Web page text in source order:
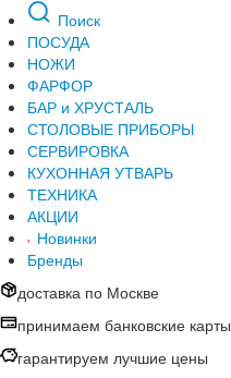
Поиск
ПОСУДА
НОЖИ
ФАРФОР
БАР и ХРУСТАЛЬ
СТОЛОВЫЕ ПРИБОРЫ
СЕРВИРОВКА
КУХОННАЯ УТВАРЬ
ТЕХНИКА
АКЦИИ
Новинки
Бренды
доставка по Москве
принимаем банковские карты
гарантируем лучшие цены